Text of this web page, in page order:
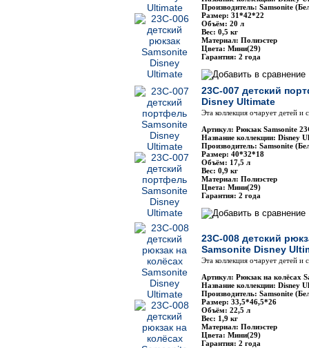
Производитель: Samsonite
Размер: 31*42*22
Объём: 20 л
Вес: 0,5 кг
Материал: Полиэстер
Цвета: Мини(29)
Гарантия: 2 года
23C-007 детский
Disney Ultimate
Эта коллекция очарует детей
Артикул: Рюкзак Samsonite
Название коллекции: Disney
Производитель: Samsonite
Размер: 40*32*18
Объём: 17,5 л
Вес: 0,9 кг
Материал: Полиэстер
Цвета: Мини(29)
Гарантия: 2 года
23C-008 детский
Samsonite Disney
Эта коллекция очарует детей
Артикул: Рюкзак на колёсах
Название коллекции: Disney
Производитель: Samsonite
Размер: 33,5*46,5*26
Объём: 22,5 л
Вес: 1,9 кг
Материал: Полиэстер
Цвета: Мини(29)
Гарантия: 2 года